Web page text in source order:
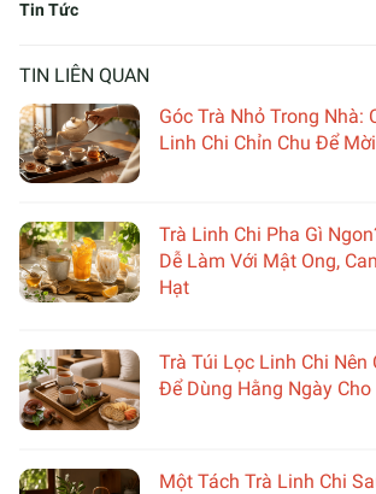
Tin Tức
TIN LIÊN QUAN
Góc Trà Nhỏ Trong Nhà:
Linh Chi Chỉn Chu Để
Trà Linh Chi Pha Gì
Dễ Làm Với Mật Ong,
Hạt
Trà Túi Lọc Linh Chi Nên
Để Dùng Hằng Ngày
Một Tách Trà Linh Chi